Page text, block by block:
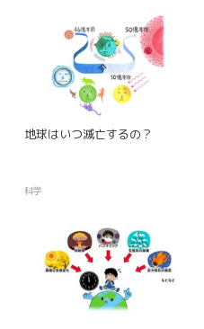
地球はいつ滅亡するの？
科学